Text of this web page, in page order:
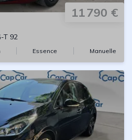
11 790 €
T 92
Essence Manuelle